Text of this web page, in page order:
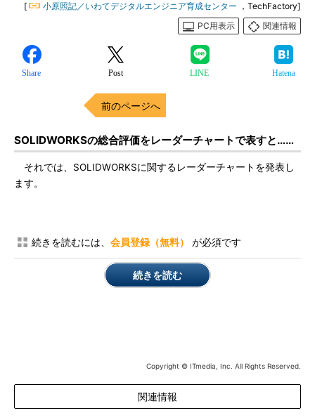
[ 小原照記／いわてデジタルエンジニア育成センター ，TechFactory]
PC用表示
関連情報
Share Post LINE Hatena
前のページへ
SOLIDWORKSの総合評価をレーダーチャートで表すと……
それでは、SOLIDWORKSに関するレーダーチャートを発表し
ます。
続きを読むには、 会員登録（無料） が必須です
続きを読む
Copyright © ITmedia, Inc. All Rights Reserved.
関連情報